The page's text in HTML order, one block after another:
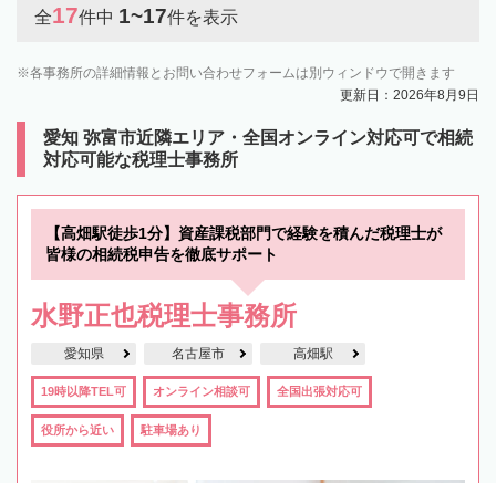
全17件中 1~17件を表示
各事務所の詳細情報とお問い合わせフォームは別ウィンドウで開きます
更新日：2026年8月9日
愛知 弥富市近隣エリア・全国オンライン対応可で相続
対応可能な税理士事務所
【高畑駅徒歩1分】資産課税部門で経験を積んだ税理士が
皆様の相続税申告を徹底サポート
水野正也税理士事務所
愛知県 名古屋市 高畑駅
19時以降TEL可 オンライン相談可 全国出張対応可
役所から近い 駐車場あり